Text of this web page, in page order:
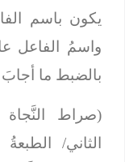
يكون باسم
واسمُ الفاعل
بالضبط ما أجابَ
(صراط النَّجاة